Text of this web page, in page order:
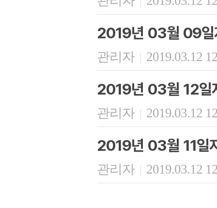
2019년 03월 09일
관리자 | 2019.03.12
2019년 03월 12일
관리자 | 2019.03.12
2019년 03월 11일
관리자 | 2019.03.12